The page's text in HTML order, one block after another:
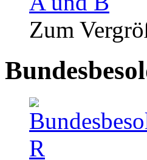
Zum